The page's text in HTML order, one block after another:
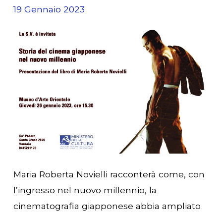
19 Gennaio 2023
Maria Roberta Novielli racconterà come, con
l’ingresso nel nuovo millennio, la
cinematografia giapponese abbia ampliato